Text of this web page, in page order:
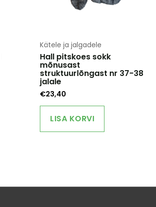
Kätele ja jalgadele
Hall pitskoes sokk
mõnusast
struktuurlõngast nr 37-38
jalale
€23,40
LISA KORVI